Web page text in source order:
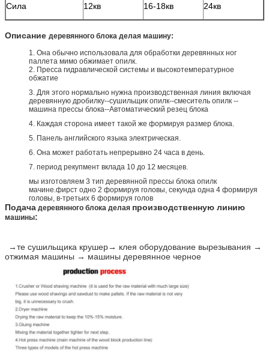
Сила 12кв 16-18кв 24кв
Описание деревянного блока делая машину:
1. Она обычно использовала для обработки деревянных ног
паллета мимо обжимает опилк.
2. Пресса гидравлической системы и высокотемпературное
обжатие
3. Для этого нормально нужна производственная линия включая
деревянную дробилку--сушильщик опилк--смеситель опилк --
машина прессы блока--Автоматический резец блока
4. Каждая сторона имеет такой же формируя размер блока.
5. Панель английского языка электрическая.
6. Она может работать непрерывно 24 часа в день.
7. период рекупмент вклада 10 до 12 месяцев.
мы изготовляем 3 тип деревянной прессы блока опилк
мачине.фирст одно 2 формируя головы, секунда одна 4 формируя
головы, в-третьих 6 формируя голов
Подача деревянного блока делая производственную линию
машины:
→те сушильщика крушер→ клея оборудование вырезывания →
отжимая машины → машины деревянное черное